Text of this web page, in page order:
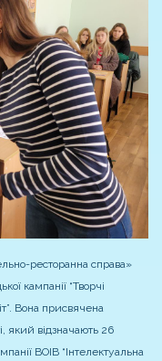
ресторанна справа»
кампанії “Творчі
Вона присвячена
який відзначають 26
ВОІВ “Інтелектуальна